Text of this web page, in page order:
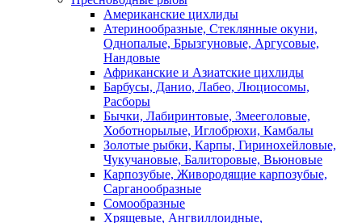
Американские цихлиды
Атеринообразные, Стеклянные окуни,
Однопалые, Брызгуновые, Аргусовые,
Нандовые
Африканские и Азиатские цихлиды
Барбусы, Данио, Лабео, Люциосомы,
Расборы
Бычки, Лабиринтовые, Змееголовые,
Хоботнорылые, Иглобрюхи, Камбалы
Золотые рыбки, Карпы, Гиринохейловые,
Чукучановые, Балиторовые, Вьюновые
Карпозубые, Живородящие карпозубые,
Сарганообразные
Сомообразные
Хрящевые, Ангвиллоидные,